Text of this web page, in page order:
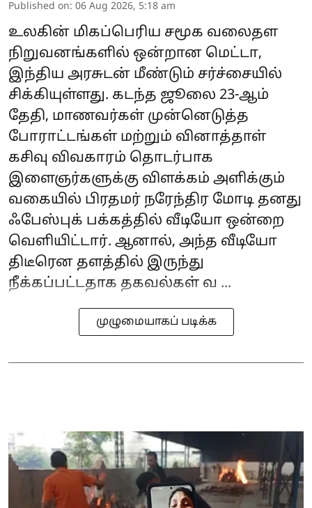
Published on: 06 Aug 2026, 5:18 am
உலகின் மிகப்பெரிய சமூக வலைதள
நிறுவனங்களில் ஒன்றான மெட்டா,
இந்திய அரசுடன் மீண்டும் சர்ச்சையில்
சிக்கியுள்ளது. கடந்த ஜூலை 23-ஆம்
தேதி, மாணவர்கள் முன்னெடுத்த
போராட்டங்கள் மற்றும் வினாத்தாள்
கசிவு விவகாரம் தொடர்பாக
இளைஞர்களுக்கு விளக்கம் அளிக்கும்
வகையில் பிரதமர் நரேந்திர மோடி தனது
ஃபேஸ்புக் பக்கத்தில் வீடியோ ஒன்றை
வெளியிட்டார். ஆனால், அந்த வீடியோ
திடீரென தளத்தில் இருந்து
நீக்கப்பட்டதாக தகவல்கள் வ ...
முழுமையாகப் படிக்க